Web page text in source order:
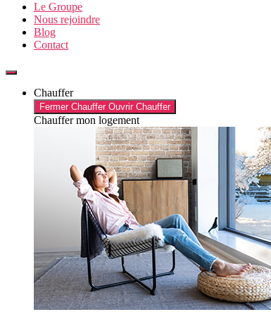
Le Groupe
Nous rejoindre
Blog
Contact
Chauffer
Fermer Chauffer Ouvrir Chauffer
Chauffer mon logement